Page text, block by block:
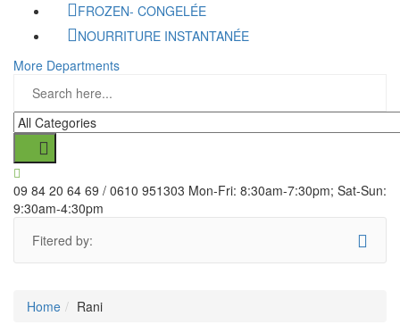
FROZEN- CONGELÉE
NOURRITURE INSTANTANÉE
More Departments
09 84 20 64 69 / 0610 951303 Mon-Fri: 8:30am-7:30pm; Sat-Sun:
9:30am-4:30pm
Fitered by:
Home Rani